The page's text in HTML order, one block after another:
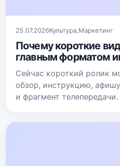
25.07.2026Культура,Маркетинг
Почему короткие
главным форматом
Сейчас короткий ролик
обзор, инструкцию,
и фрагмент телепередачи.